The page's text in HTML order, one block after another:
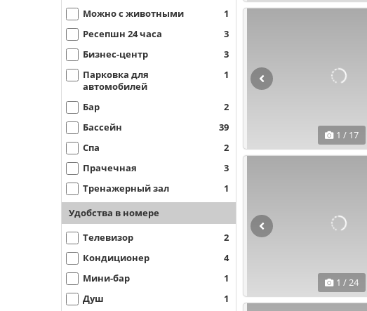
Можно с животными
1
Ресепшн 24 часа
3
Бизнес-центр
3
Парковка для
автомобилей
1
Бар
2
Бассейн
39
Спа
2
Прачечная
3
Тренажерный зал
1
Удобства в номере
Телевизор
2
Кондиционер
4
Мини-бар
1
Душ
1
1 / 17
1 / 24